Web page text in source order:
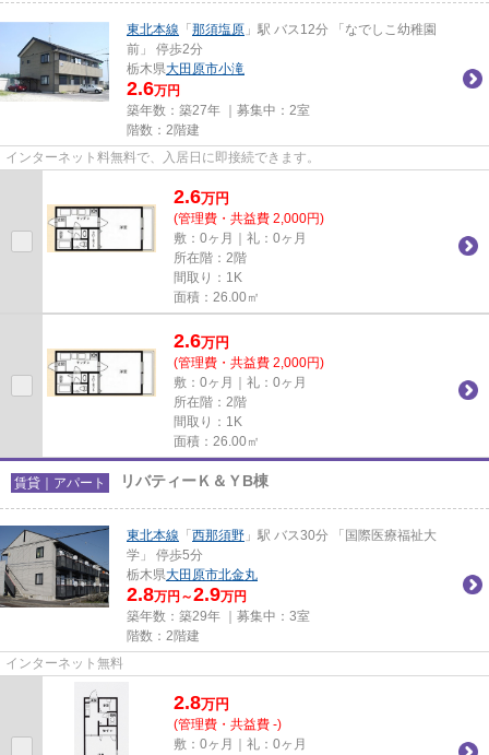
東北本線 「 那須塩原 」駅 バス12分 「なでしこ幼稚園
前」 停歩2分
栃木県大田原市小滝
2.6万円
築年数：築27年 ｜募集中： 2室
階数：2階建
インターネット料無料で、入居日に即接続できます。
2.6万円
(管理費・共益費 2,000円)
敷：0ヶ月｜礼：0ヶ月
所在階：2階
間取り：1K
面積：26.00㎡
2.6万円
(管理費・共益費 2,000円)
敷：0ヶ月｜礼：0ヶ月
所在階：2階
間取り：1K
面積：26.00㎡
賃貸｜アパート リバティーＫ＆ＹB棟
東北本線 「 西那須野 」駅 バス30分 「国際医療福祉大
学」 停歩5分
栃木県大田原市北金丸
2.8万円～2.9万円
築年数：築29年 ｜募集中： 3室
階数：2階建
インターネット無料
2.8万円
(管理費・共益費 -)
敷：0ヶ月｜礼：0ヶ月